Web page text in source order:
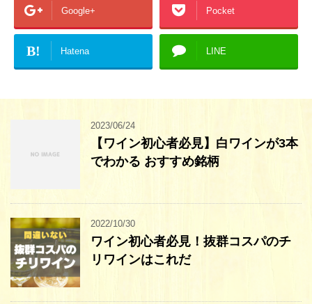
Google+ Pocket
B! Hatena LINE
2023/06/24
【ワイン初心者必見】白ワインが3本
でわかる おすすめ銘柄
2022/10/30
ワイン初心者必見！抜群コスパのチ
リワインはこれだ